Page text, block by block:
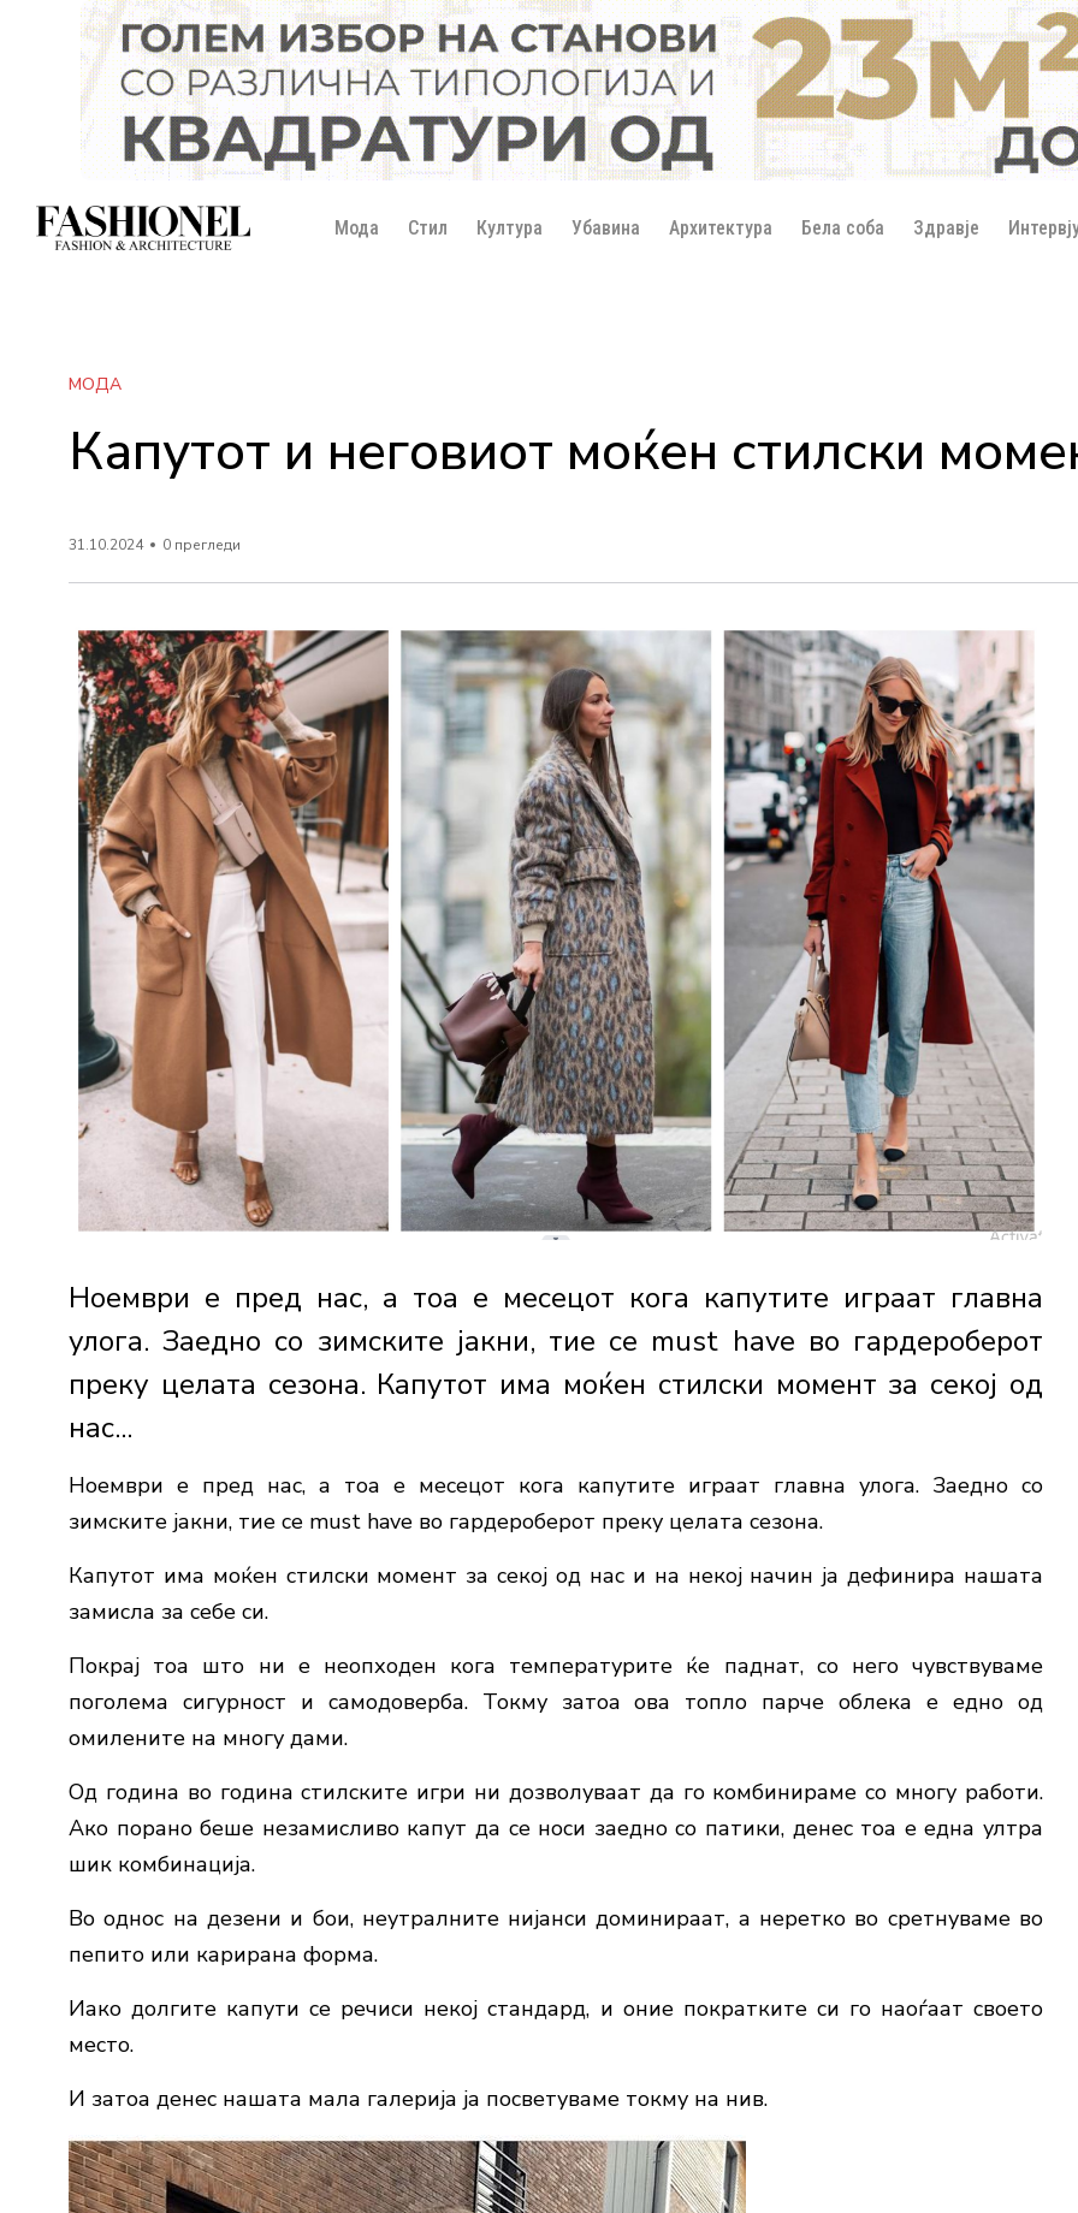
Мода Стил Култура Убавина Архитектура Бела соба Здравје
МОДА
Капутот и неговиот моќен стилски
31.10.2024 0 прегледи
Ноември е пред нас, а тоа е месецот кога капутите играат главна
улога. Заедно со зимските јакни, тие се must have во гардероберот
преку целата сезона. Капутот има моќен стилски момент за секој од
нас...
Ноември е пред нас, а тоа е месецот кога капутите играат главна улога. Заедно со
зимските јакни, тие се must have во гардероберот преку целата сезона.
Капутот има моќен стилски момент за секој од нас и на некој начин ја дефинира нашата
замисла за себе си.
Покрај тоа што ни е неопходен кога температурите ќе паднат, со него чувствуваме
поголема сигурност и самодоверба. Токму затоа ова топло парче облека е едно од
омилените на многу дами.
Од година во година стилските игри ни дозволуваат да го комбинираме со многу работи.
Ако порано беше незамисливо капут да се носи заедно со патики, денес тоа е една ултра
шик комбинација.
Во однос на дезени и бои, неутралните нијанси доминираат, а неретко во сретнуваме во
пепито или карирана форма.
Иако долгите капути се речиси некој стандард, и оние пократките си го наoѓаат своето
место.
И затоа денес нашата мала галерија ја посветуваме токму на нив.